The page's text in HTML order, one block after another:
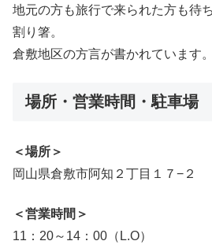
地元の方も旅行で来られた方も待
割り箸。
倉敷地区の方言が書かれています。
場所・営業時間・駐車場
＜場所＞
岡山県倉敷市阿知２丁目１７−２
＜営業時間＞
11：20～14：00（L.O）